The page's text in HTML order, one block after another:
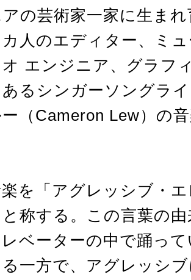
の芸術家一家に生ま
人のエディター、ミ
エンジニア、グラフ
るシンガーソングラ
（Cameron Lew）の
を「アグレッシブ・
称する。この言葉の
ベーターの中で踊っ
一方で、アグレッシ